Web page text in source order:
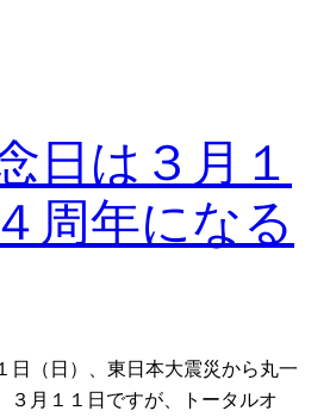
日は３月１
周年になる
日（日）、東日本大震災から丸一
月１１日ですが、トータルオ